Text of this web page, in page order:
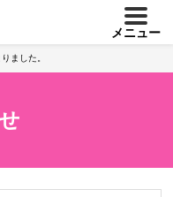
メニュー
ました。